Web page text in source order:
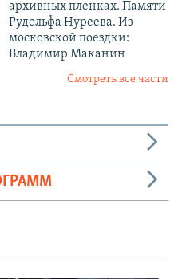
архивных пленках. Памяти
Рудольфа Нуреева. Из
московской поездки:
Владимир Маканин
Смотреть все части